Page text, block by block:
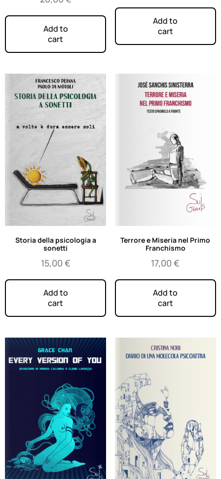
Add to
cart
Add to
cart
Storia della psicologia a
sonetti
15,00 €
Add to
cart
Terrore e Miseria nel Primo
Franchismo
17,00€
Add to
cart